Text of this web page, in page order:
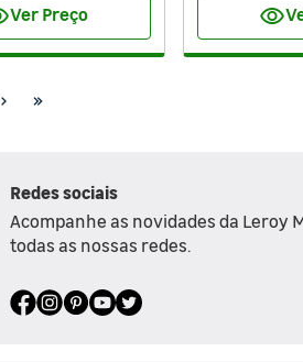
Ver Preço visibility
Redes sociais
Acompanhe as novidades da Leroy
todas as nossas redes.